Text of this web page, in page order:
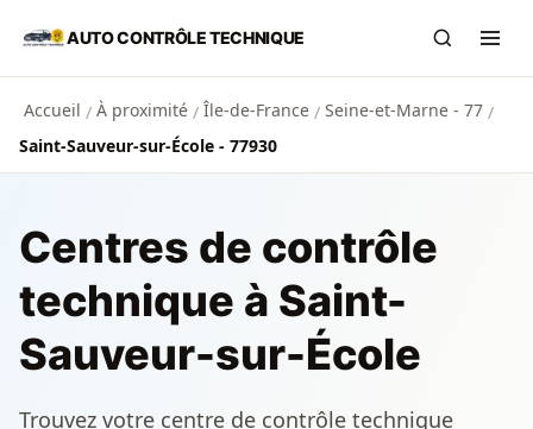
Aller au contenu principal
AUTO CONTRÔLE TECHNIQUE
Accueil / À proximité / Île-de-France / Seine-et-Marne - 77 /
Saint-Sauveur-sur-École - 77930
Centres de contrôle
technique à Saint-
Sauveur-sur-École
Trouvez votre centre de contrôle technique